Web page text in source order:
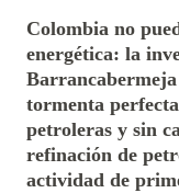
Colombia no
energética: la
tormenta
petroleras y sin
refinación de
actividad de